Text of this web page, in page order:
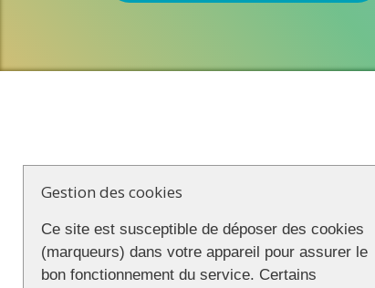
Gestion des cookies
Ce site est susceptible de déposer des cookies
(marqueurs) dans votre appareil pour assurer le
bon fonctionnement du service. Certains